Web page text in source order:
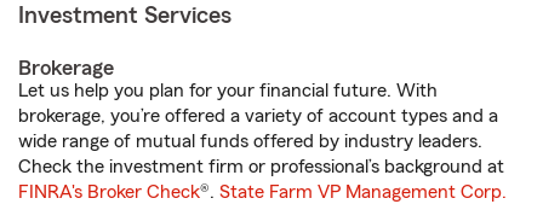
Investment Services
Brokerage
Let us help you plan for your financial future. With
brokerage, you’re offered a variety of account types and a
wide range of mutual funds offered by industry leaders.
Check the investment firm or professional’s background at
FINRA's Broker Check®. State Farm VP Management Corp.